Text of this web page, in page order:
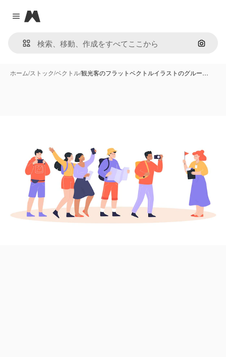
Close menu
Magnific
画像で
ホーム/ストック/ベクトル/観光客のフラットベクトルイラストのグルー…